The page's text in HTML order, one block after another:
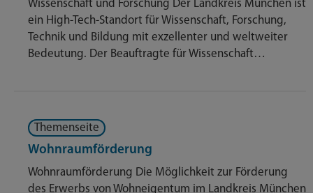
Wissenschaft und Forschung Der Landkreis München ist
ein High-Tech-Standort für Wissenschaft, Forschung,
Technik und Bildung mit exzellenter und weltweiter
Bedeutung. Der Beauftragte für Wissenschaft…
Themenseite
Wohnraumförderung
Wohnraumförderung Die Möglichkeit zur Förderung
des Erwerbs von Wohneigentum im Landkreis München